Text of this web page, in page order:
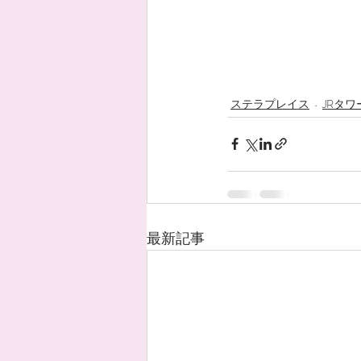
ステラプレイス JRタワ
最新記事